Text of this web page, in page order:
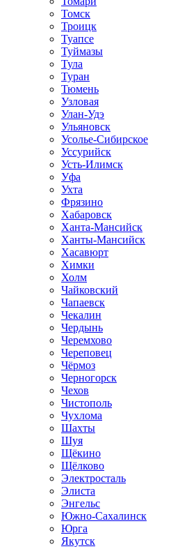
Томск
Троицк
Туапсе
Туймазы
Тула
Туран
Тюмень
Узловая
Улан-Удэ
Ульяновск
Усолье-Сибирское
Уссурийск
Усть-Илимск
Уфа
Ухта
Фрязино
Хабаровск
Ханта-Мансийск
Ханты-Мансийск
Хасавюрт
Химки
Холм
Чайковский
Чапаевск
Чекалин
Чердынь
Черемхово
Череповец
Чёрмоз
Черногорск
Чехов
Чистополь
Чухлома
Шахты
Шуя
Щёкино
Щёлково
Электросталь
Элиста
Энгельс
Южно-Сахалинск
Юрга
Якутск